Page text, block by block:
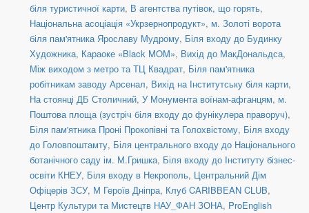
біля туристичної карти, В агентства путівок, що горять,
Національна асоціація «Укрзернопродукт», м. Золоті ворота
біля пам'ятника Ярославу Мудрому, Біля входу до Будинку
Художника, Караоке «Black MOM», Вихід до МакДональдса,
Між виходом з метро та ТЦ Квадрат, Біля пам'ятника
робітникам заводу Арсенал, Вихід на Інститутську біля карти,
На стоянці ДБ Столичний, У Монумента воїнам-афганцям, м.
Поштова площа (зустріч біля входу до фунікулера праворуч),
Біля пам'ятника Проні Прокопівні та Голохвістому, Біля входу
до Головпоштамту, Біля центрального входу до Національного
ботанічного саду ім. М.Гришка, Біля входу до Інституту бізнес-
освіти КНЕУ, Біля входу в Некрополь, Центральний Дім
Офіцерів ЗСУ, М Героїв Дніпра, Клуб CARIBBEAN CLUB,
Центр Культури та Мистецтв НАУ_ФАН ЗОНА, ProEnglish